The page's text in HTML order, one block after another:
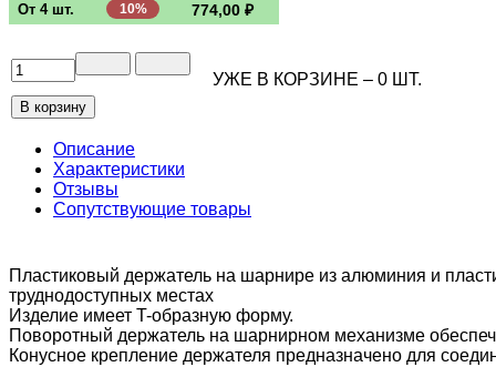
От 4 шт. 10% 774,00 ₽
УЖЕ В КОРЗИНЕ – 0 ШТ.
Описание
Характеристики
Отзывы
Сопутствующие товары
Пластиковый держатель на шарнире из алюминия и
труднодоступных местах
Изделие имеет T-образную форму.
Поворотный держатель на шарнирном механизме
Конусное крепление держателя предназначено для